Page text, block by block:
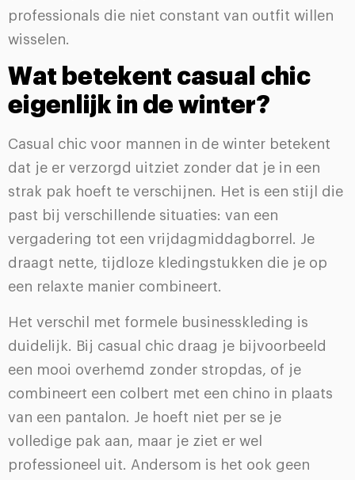
professionals die niet constant van outfit willen
wisselen.
Wat betekent casual chic
eigenlijk in de winter?
Casual chic voor mannen in de winter betekent
dat je er verzorgd uitziet zonder dat je in een
strak pak hoeft te verschijnen. Het is een stijl die
past bij verschillende situaties: van een
vergadering tot een vrijdagmiddagborrel. Je
draagt nette, tijdloze kledingstukken die je op
een relaxte manier combineert.
Het verschil met formele businesskleding is
duidelijk. Bij casual chic draag je bijvoorbeeld
een mooi overhemd zonder stropdas, of je
combineert een colbert met een chino in plaats
van een pantalon. Je hoeft niet per se je
volledige pak aan, maar je ziet er wel
professioneel uit. Andersom is het ook geen